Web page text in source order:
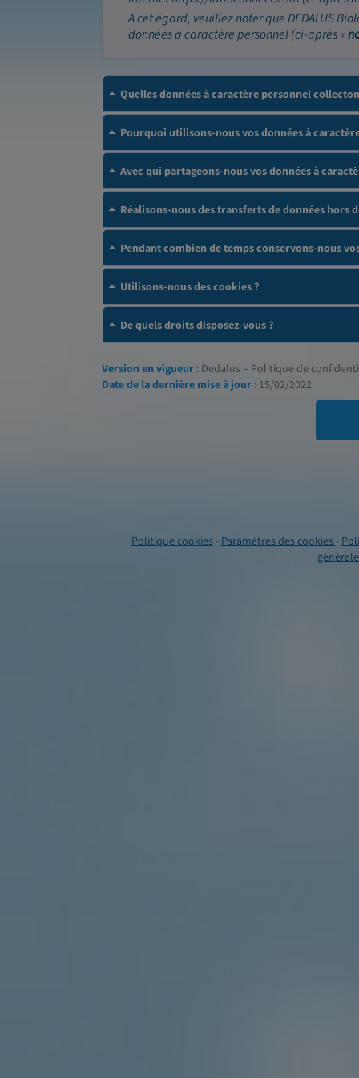
A cet égard, veuillez noter que DEDALUS
données à caractère personnel (ci-après «
Quelles données à caractère personnel
Pourquoi utilisons-nous vos données à
Avec qui partageons-nous vos données à
Réalisons-nous des transferts de données hors
Pendant combien de temps conservons-nous
Utilisons-nous des cookies ?
De quels droits disposez-vous ?
Version en vigueur : Dedalus – Politique de
Date de la dernière mise à jour : 15/02/2022
Politique cookies- Paramètres des cookies -